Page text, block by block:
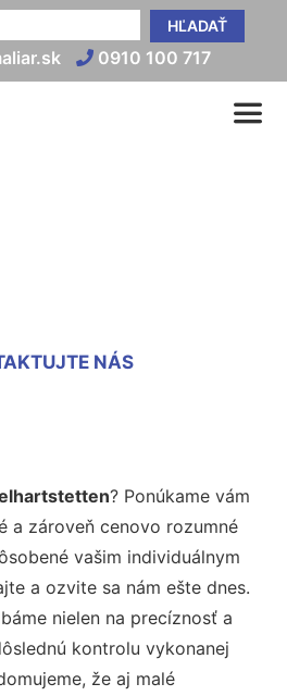
HĽADAŤ
0910 100 717
NÁS
? Ponúkame vám
a zároveň cenovo rozumné
vašim individuálnym
a ozvite sa nám ešte dnes.
nielen na precíznosť a
kontrolu vykonanej
že aj malé